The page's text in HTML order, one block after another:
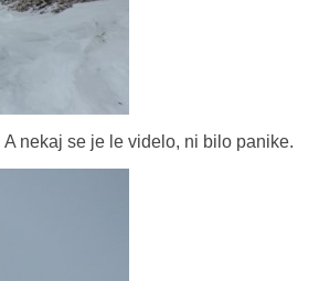
nekaj se je le videlo, ni bilo panike.